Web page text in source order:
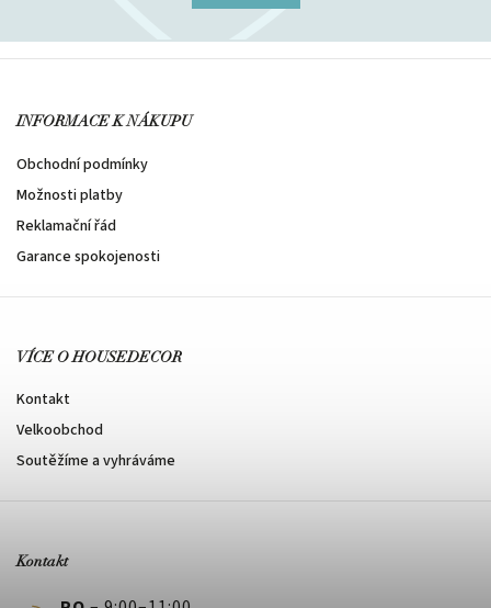
INFORMACE K NÁKUPU
Obchodní podmínky
Možnosti platby
Reklamační řád
Garance spokojenosti
VÍCE O HOUSEDECOR
Kontakt
Velkoobchod
Soutěžíme a vyhráváme
Kontakt